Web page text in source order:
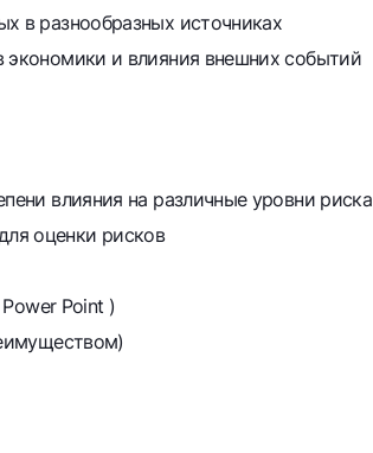
berish
в разнообразных источниках
экономики и влияния внешних событий
влияния на различные уровни риска
оценки рисков
Point )